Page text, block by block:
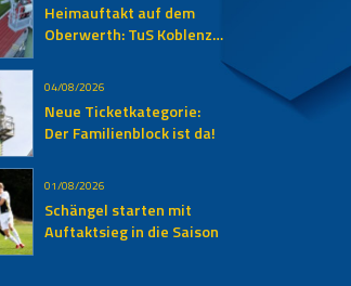
Heimauftakt auf dem
Oberwerth: TuS Koblenz
Auersmacher
04/08/2026
Neue Ticketkategorie:
Der Familienblock ist da!
01/08/2026
Schängel starten mit
Auftaktsieg in die Saison